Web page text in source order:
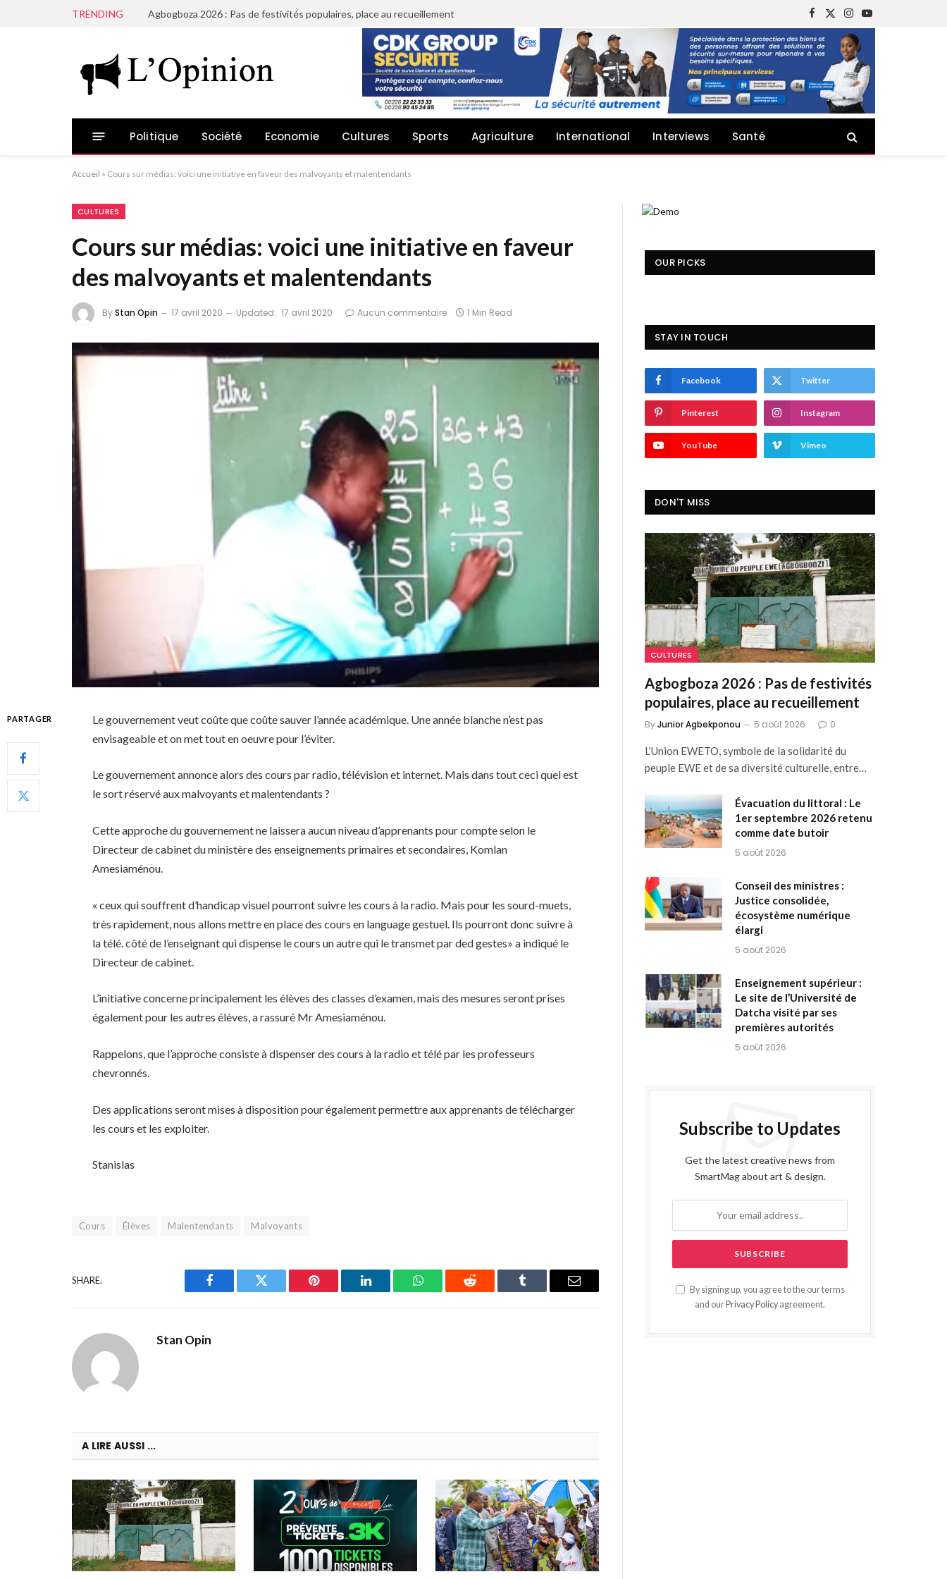
TRENDING Agbogboza 2026 : Pas de festivités populaires, place au recueillement
Facebook
X
(Twitter)
Instagram
YouTube
Politique Société Economie Cultures Sports Agriculture International Interviews Santé
Accueil » Cours sur médias: voici une initiative en faveur des malvoyants et malentendants
CULTURES
Cours sur médias: voici une initiative en faveur
des malvoyants et malentendants
ByStan Opin 17 avril 2020 Updated: 17 avril 2020 Aucun commentaire 1 Min Read
PARTAGER
Le gouvernement veut coûte que coûte sauver l’année académique. Une année blanche n’est pas
envisageable et on met tout en oeuvre pour l’éviter.
Le gouvernement annonce alors des cours par radio, télévision et internet. Mais dans tout ceci quel est
le sort réservé aux malvoyants et malentendants ?
Cette approche du gouvernement ne laissera aucun niveau d’apprenants pour compte selon le
Directeur de cabinet du ministère des enseignements primaires et secondaires, Komlan
Amesiaménou.
« ceux qui souffrent d’handicap visuel pourront suivre les cours à la radio. Mais pour les sourd-muets,
très rapidement, nous allons mettre en place des cours en language gestuel. Ils pourront donc suivre à
la télé. côté de l’enseignant qui dispense le cours un autre qui le transmet par ded gestes» a indiqué le
Directeur de cabinet.
L’initiative concerne principalement les élèves des classes d’examen, mais des mesures seront prises
également pour les autres élèves, a rassuré Mr Amesiaménou.
Rappelons, que l’approche consiste à dispenser des cours à la radio et télé par les professeurs
chevronnés.
Des applications seront mises à disposition pour également permettre aux apprenants de télécharger
les cours et les exploiter.
Stanislas
Cours Élèves Malentendants Malvoyants
SHARE.
Facebook Twitter Pinterest LinkedIn WhatsAppReddit Tumblr Email
Stan Opin
A LIRE AUSSI ...
OUR PICKS
STAY IN TOUCH
Facebook Twitter
Pinterest Instagram
YouTube Vimeo
DON'T MISS
CULTURES
Agbogboza 2026 : Pas de festivités
populaires, place au recueillement
ByJunior Agbekponou 5 août 2026 0
L’Union EWETO, symbole de la solidarité du
peuple EWE et de sa diversité culturelle, entre…
Évacuation du littoral : Le
1er septembre 2026 retenu
comme date butoir
5 août 2026
Conseil des ministres :
Justice consolidée,
écosystème numérique
élargi
5 août 2026
Enseignement supérieur :
Le site de l’Université de
Datcha visité par ses
premières autorités
5 août 2026
Subscribe to Updates
Get the latest creative news from
SmartMag about art & design.
By signing up, you agree to the our terms
and our Privacy Policy agreement.